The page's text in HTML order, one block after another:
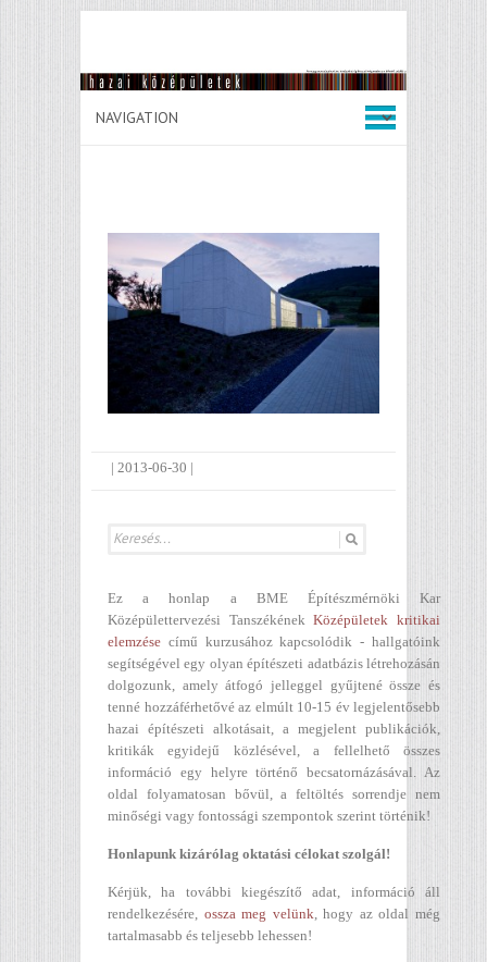
| 2013-06-30 |
Ez a honlap a BME Építészmérnöki Kar
Középülettervezési TanszékénekKözépületek kritikai
elemzése című kurzusához kapcsolódik - hallgatóink
segítségével egy olyan építészeti adatbázis létrehozásán
dolgozunk, amely átfogó jelleggel gyűjtené össze és
tenné hozzáférhetővé az elmúlt 10-15 év legjelentősebb
hazai építészeti alkotásait, a megjelent publikációk,
kritikák egyidejű közlésével, a fellelhető összes
információ egy helyre történő becsatornázásával. Az
oldal folyamatosan bővül, a feltöltés sorrendje nem
minőségi vagy fontossági szempontok szerint történik!
Honlapunk kizárólag oktatási célokat szolgál!
Kérjük, ha további kiegészítő adat, információ áll
rendelkezésére, ossza meg velünk, hogy az oldal még
tartalmasabb és teljesebb lehessen!